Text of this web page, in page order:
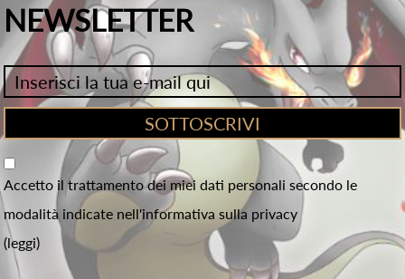
NEWSLETTER
Accetto il trattamento dei miei dati personali secondo le
modalità indicate nell'informativa sulla privacy
(leggi)